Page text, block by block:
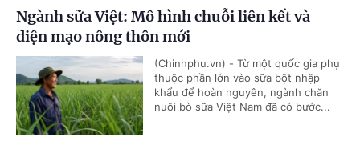
Ngành sữa Việt: Mô hình chuỗi liên kết và
diện mạo nông thôn mới
(Chinhphu.vn) - Từ một quốc gia phụ
thuộc phần lớn vào sữa bột nhập
khẩu để hoàn nguyên, ngành chăn
nuôi bò sữa Việt Nam đã có bước...